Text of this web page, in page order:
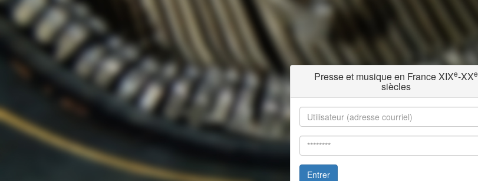
Presse et musique en France XIXe-XXe
siècles
Entrer